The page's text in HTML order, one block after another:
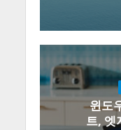
윈도
트, 엣